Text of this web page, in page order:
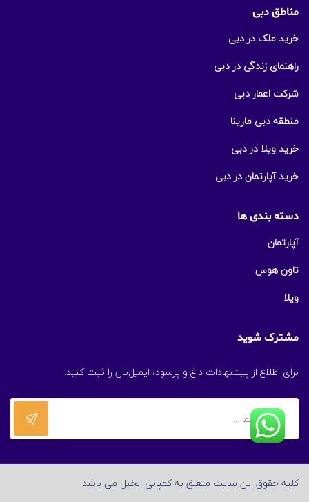
مناطق دبی
خرید ملک در دبی
راهنمای زندگی در دبی
شرکت اعمار دبی
منطقه دبی مارینا
خرید ویلا در دبی
خرید آپارتمان در دبی
دسته بندی ها
آپارتمان
تاون هوس
ویلا
مشترک شوید
برای اطلاع از پیشنهادات داغ و پرسود، ایمیل‌تان را ثبت کنید.
کلیه حقوق این سایت متعلق به کمپانی الخیل می باشد